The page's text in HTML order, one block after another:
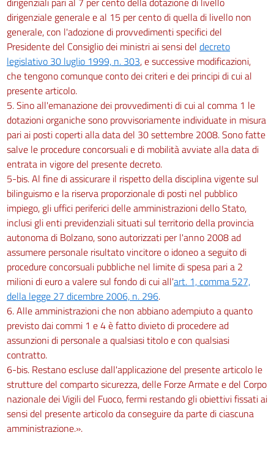
dirigenziale generale e al 15 per cento di quella di livello non
generale, con l'adozione di provvedimenti specifici del
Presidente del Consiglio dei ministri ai sensi del decreto
legislativo 30 luglio 1999, n. 303, e successive modificazioni,
che tengono comunque conto dei criteri e dei principi di cui al
presente articolo.
5. Sino all'emanazione dei provvedimenti di cui al comma 1 le
dotazioni organiche sono provvisoriamente individuate in misura
pari ai posti coperti alla data del 30 settembre 2008. Sono fatte
salve le procedure concorsuali e di mobilità avviate alla data di
entrata in vigore del presente decreto.
5-bis. Al fine di assicurare il rispetto della disciplina vigente sul
bilinguismo e la riserva proporzionale di posti nel pubblico
impiego, gli uffici periferici delle amministrazioni dello Stato,
inclusi gli enti previdenziali situati sul territorio della provincia
autonoma di Bolzano, sono autorizzati per l'anno 2008 ad
assumere personale risultato vincitore o idoneo a seguito di
procedure concorsuali pubbliche nel limite di spesa pari a 2
milioni di euro a valere sul fondo di cui all'art. 1, comma 527,
della legge 27 dicembre 2006, n. 296.
6. Alle amministrazioni che non abbiano adempiuto a quanto
previsto dai commi 1 e 4 è fatto divieto di procedere ad
assunzioni di personale a qualsiasi titolo e con qualsiasi
contratto.
6-bis. Restano escluse dall'applicazione del presente articolo le
strutture del comparto sicurezza, delle Forze Armate e del Corpo
nazionale dei Vigili del Fuoco, fermi restando gli obiettivi fissati ai
sensi del presente articolo da conseguire da parte di ciascuna
amministrazione.».